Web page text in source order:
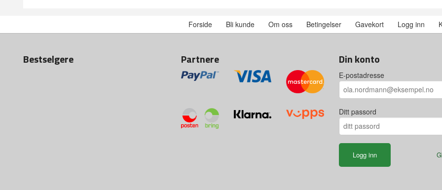
Forside Bli kunde Om oss Betingelser Gavekort Logg inn
Bestselgere Partnere Din konto
E-postadresse
Ditt passord